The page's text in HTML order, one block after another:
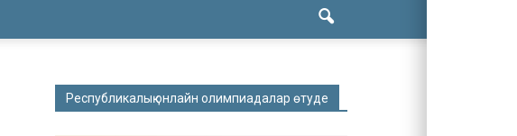
Республикалық онлайн олимпиадалар өтуде